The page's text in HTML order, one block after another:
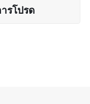
รโปรด